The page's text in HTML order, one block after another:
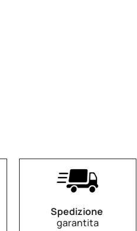
Spedizione
garantita